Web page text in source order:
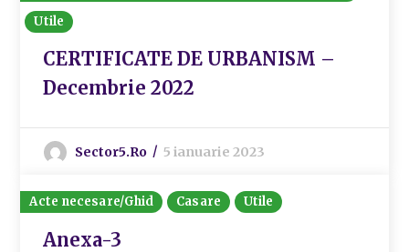
Utile
CERTIFICATE DE URBANISM –
Decembrie 2022
Sector5.ro 5 ianuarie 2023
Acte necesare/Ghid Casare Utile
Anexa-3